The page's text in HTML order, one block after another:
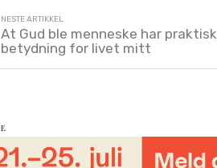
At Gud ble menneske har praktisk
betydning for livet mitt